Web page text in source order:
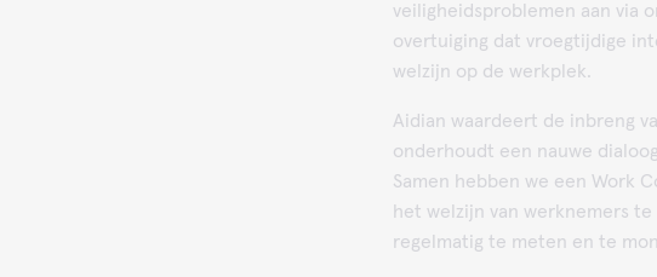
veiligheidsproblemen aan via
overtuiging dat vroegtijdige
welzijn op de werkplek.
Aidian waardeert de inbreng
onderhoudt een nauwe
Samen hebben we een Work
het welzijn van werknemers
regelmatig te meten en te